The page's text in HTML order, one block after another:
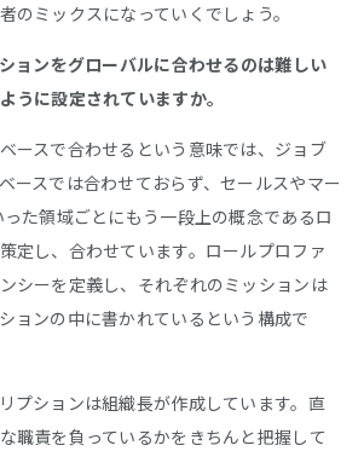
のミックスになっていくでしょう。
ションをグローバルに合わせるのは難しい
うに設定されていますか。
ースで合わせるという意味では、ジョブ
ースでは合わせておらず、セールスやマー
た領域ごとにもう一段上の概念であるロ
定し、合わせています。ロールプロファ
シーを定義し、それぞれのミッションは
ョンの中に書かれているという構成で
プションは組織長が作成しています。直
職責を負っているかをきちんと把握して